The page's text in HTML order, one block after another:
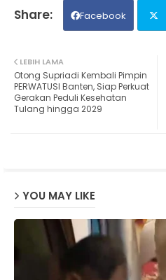
Facebook
LEBIH LAMA
Otong Supriadi Kembali Pimpin
PERWATUSI Banten, Siap Perkuat
Gerakan Peduli Kesehatan
Tulang hingga 2029
YOU MAY LIKE